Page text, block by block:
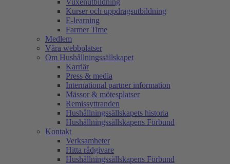
Vuxenutbildning
Kurser och uppdragsutbildning
E-learning
Farmer Time
Medlem
Våra webbplatser
Om Hushållningssällskapet
Karriär
Press & media
International partner information
Mässor & mötesplatser
Remissyttranden
Hushållningssällskapets historia
Hushållningssällskapens Förbund
Kontakt
Verksamheter
Hitta rådgivare
Hushållningssällskapens Förbund